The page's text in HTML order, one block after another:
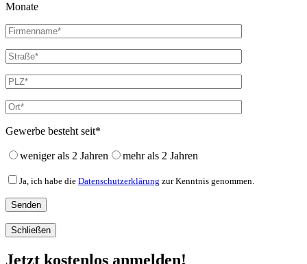
Monate
Gewerbe besteht seit*
weniger als 2 Jahren mehr als 2 Jahren
Ja, ich habe die Datenschutzerklärung zur Kenntnis genommen.
Schließen
Jetzt kostenlos anmelden!